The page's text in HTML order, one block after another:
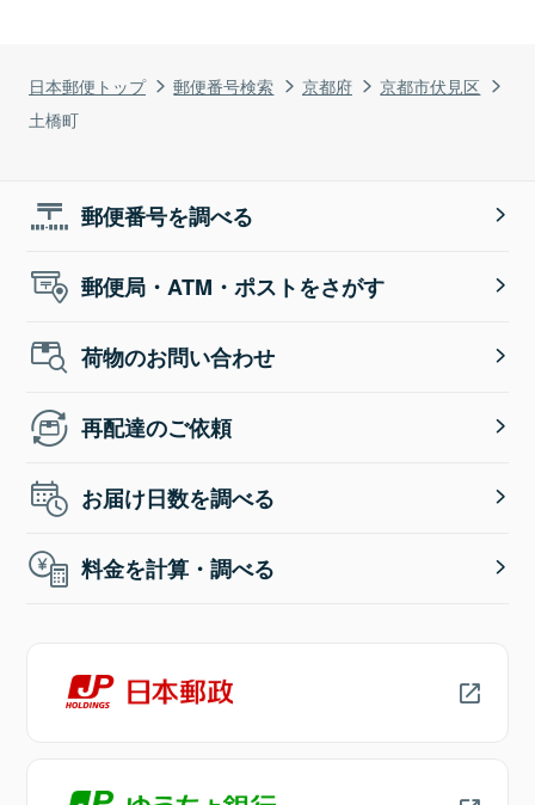
日本郵便トップ 郵便番号検索 京都府
京都市伏見区
土橋町
郵便番号を調べる
郵便局・ATM・ポストをさがす
荷物のお問い合わせ
再配達のご依頼
お届け日数を調べる
料金を計算・調べる